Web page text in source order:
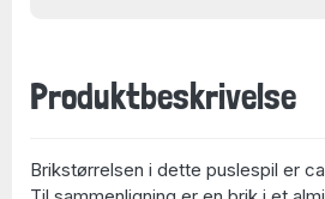
Produktbeskrivelse
Brikstørrelsen i dette puslespil er